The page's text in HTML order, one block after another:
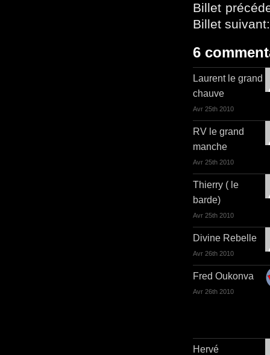
Billet
Billet
6
Laurent le grand
chauve
Avr 25th 2010
RV le grand
manche
Avr 25th 2010
Thierry ( le
barde)
Avr 25th 2010
Divine Rebelle
Avr 26th 2010
Fred Oukonva
Avr 26th 2010
Hervé